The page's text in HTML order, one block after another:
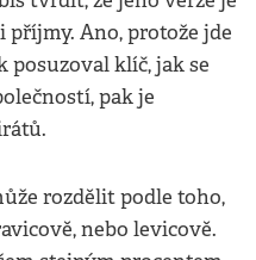
Ano, protože jde
posuzoval klíč, jak se
pak je
rozdělit podle toho,
nebo levicově.